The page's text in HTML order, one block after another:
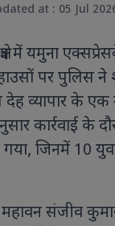
at : 05 Jul
में यमुना
पर पुलिस
देह व्यापार के
कार्रवाई के
गया, जिनमें 10
संजीव